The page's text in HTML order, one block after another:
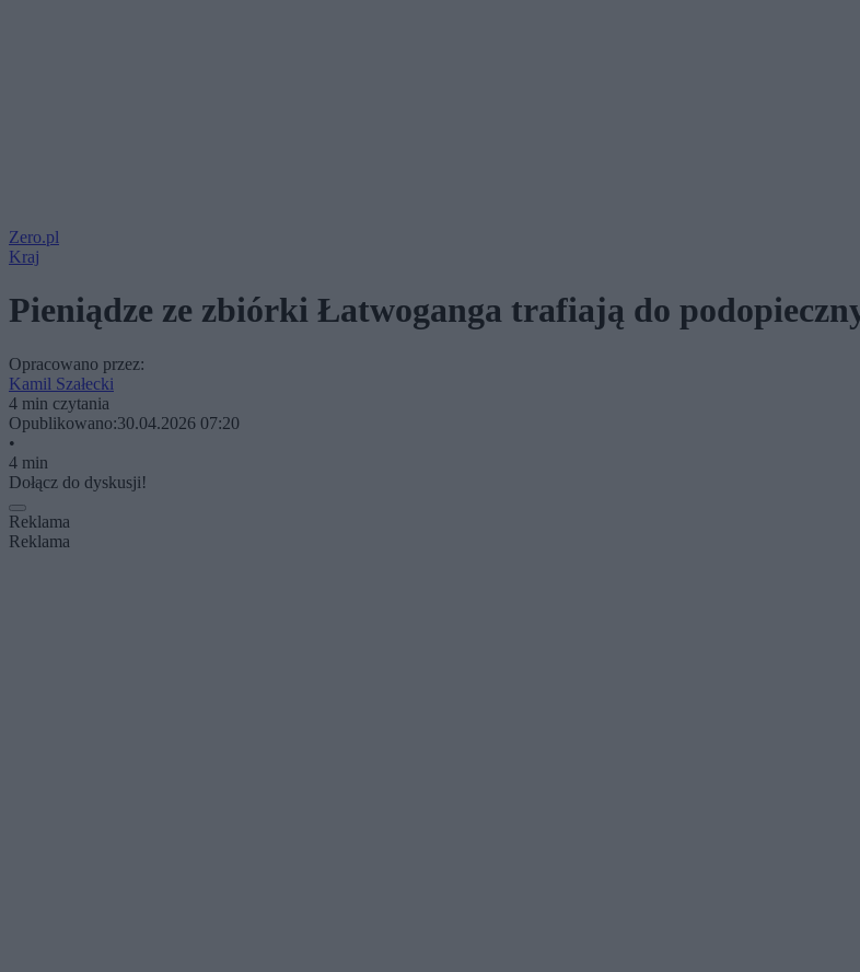
Zero.pl
Kraj
Pieniądze ze zbiórki Łatwoganga trafiają do
Opracowano przez:
Kamil Szałecki
4 min czytania
Opublikowano:30.04.2026 07:20
•
4 min
Dołącz do dyskusji!
Reklama
Reklama